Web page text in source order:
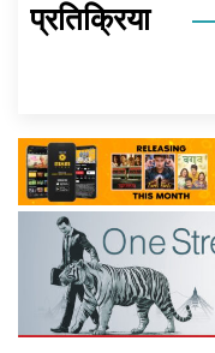
प्रतिक्रिया